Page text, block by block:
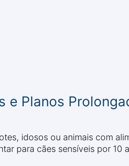
e Planos
idosos ou animais com
para cães sensíveis por 10